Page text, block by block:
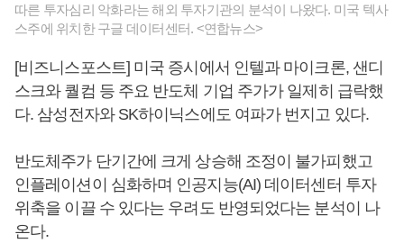
따른 투자심리 악화라는 해외 투자기관의 분석이 나왔다. 미국 텍사
스주에 위치한 구글 데이터센터. <연합뉴스>
[비즈니스포스트] 미국 증시에서 인텔과 마이크론, 샌디
스크와 퀄컴 등 주요 반도체 기업 주가가 일제히 급락했
다. 삼성전자와 SK하이닉스에도 여파가 번지고 있다.
반도체주가 단기간에 크게 상승해 조정이 불가피했고
인플레이션이 심화하며 인공지능(AI) 데이터센터 투자
위축을 이끌 수 있다는 우려도 반영되었다는 분석이 나
온다.